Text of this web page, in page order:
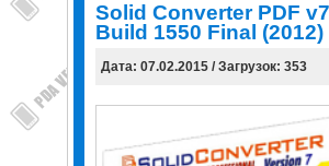
Solid Converter PDF
Build 1550 Final (2012)
Дата: 07.02.2015 / Загрузок: 353